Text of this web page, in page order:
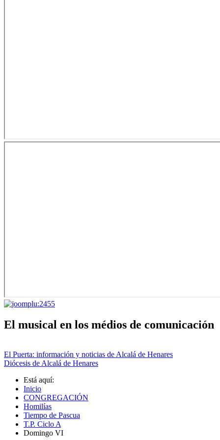
El musical en los médios de comunicación
El Puerta: información y noticias de Alcalá de Henares
Diócesis de Alcalá de Henares
Está aquí:
Inicio
CONGREGACIÓN
Homilías
Tiempo de Pascua
T.P. Ciclo A
Domingo VI